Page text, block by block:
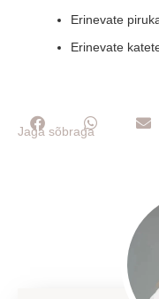
Erinevate
Erinevate
Jaga sõbraga